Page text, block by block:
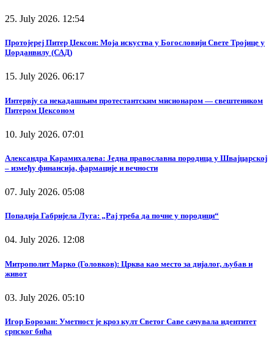
25. July 2026. 12:54
Протојереј Питер Џексон: Моја искуства у Богословији Свете Тројице у
Џорданвилу (САД)
15. July 2026. 06:17
Интервју са некадашњим протестантским мисионаром — свештеником
Питером Џексоном
10. July 2026. 07:01
Александра Карамихалева: Једна православна породица у Швајцарској
– између финансија, фармације и вечности
07. July 2026. 05:08
Попадија Габријела Луга: „Рај треба да почне у породици“
04. July 2026. 12:08
Митрополит Марко (Головков): Црква као место за дијалог, љубав и
живот
03. July 2026. 05:10
Игор Борозан: Уметност је кроз култ Светог Саве сачувала идентитет
српског бића